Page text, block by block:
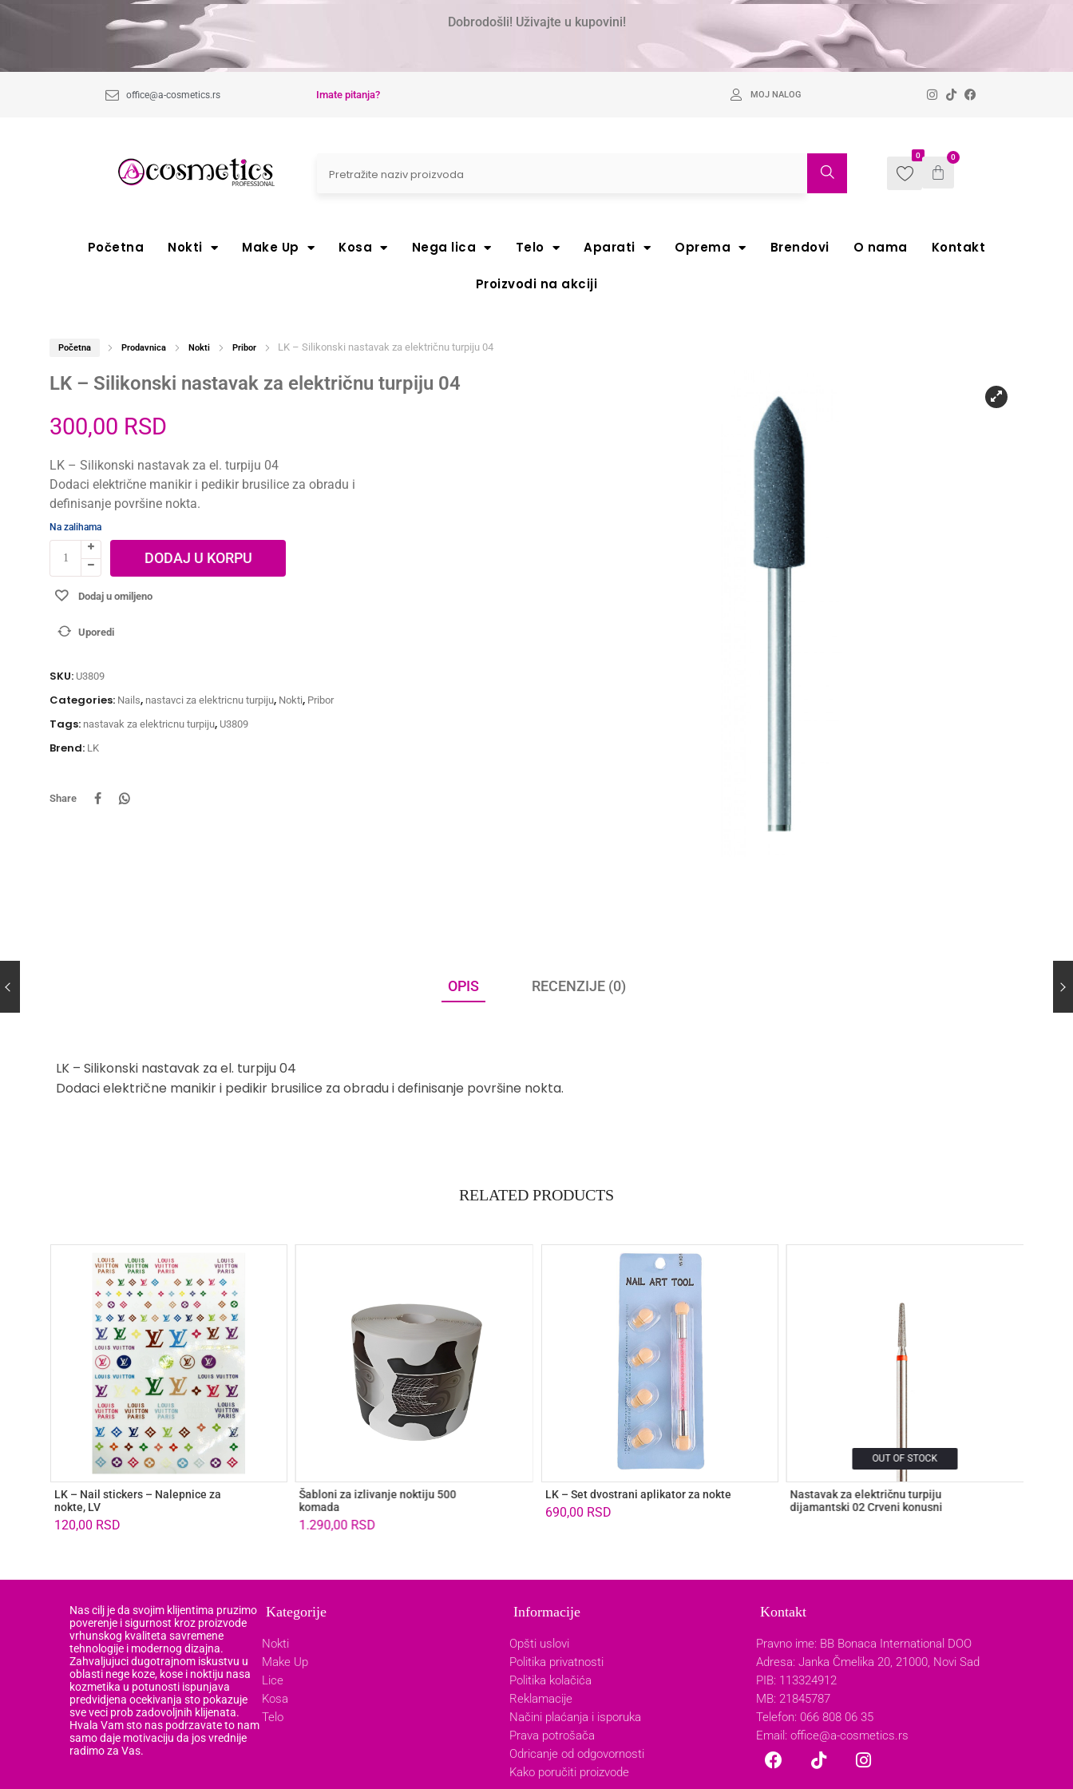
Dobrodošli! Uživajte u kupovini!
office@a-cosmetics.rs Imate pitanja? MOJ NALOG
0 0
Početna Nokti Make Up Kosa Nega lica Telo Aparati Oprema Brendovi O nama Kontakt
Proizvodi na akciji
Početna Prodavnica Nokti Pribor LK – Silikonski nastavak za električnu turpiju 04
LK – Silikonski nastavak za električnu turpiju 04
300,00 RSD
LK – Silikonski nastavak za el. turpiju 04
Dodaci električne manikir i pedikir brusilice za obradu i
definisanje površine nokta.
Na zalihama
DODAJ U KORPU
Dodaj u omiljeno
Uporedi
SKU: U3809
Categories: Nails, nastavci za elektricnu turpiju, Nokti, Pribor
Tags: nastavak za elektricnu turpiju, U3809
Brend: LK
Share
OPIS RECENZIJE (0)
LK – Silikonski nastavak za el. turpiju 04
Dodaci električne manikir i pedikir brusilice za obradu i definisanje površine nokta.
RELATED PRODUCTS
LK – Nail stickers – Nalepnice za
nokte, LV
120,00 RSD
Šabloni za izlivanje noktiju 500
komada
1.290,00 RSD
LK – Set dvostrani aplikator za nokte
690,00 RSD
OUT OF STOCK
Nastavak za električnu turpiju
dijamantski 02 Crveni konusni
Nas cilj je da svojim klijentima pruzimo
poverenje i sigurnost kroz proizvode
vrhunskog kvaliteta savremene
tehnologije i modernog dizajna.
Zahvaljujuci dugotrajnom iskustvu u
oblasti nege koze, kose i noktiju nasa
kozmetika u potunosti ispunjava
predvidjena ocekivanja sto pokazuje
sve veci prob zadovoljnih klijenata.
Hvala Vam sto nas podrzavate to nam
samo daje motivaciju da jos vrednije
radimo za Vas.
Kategorije
Nokti
Make Up
Lice
Kosa
Telo
Informacije
Opšti uslovi
Politika privatnosti
Politika kolačića
Reklamacije
Načini plaćanja i isporuka
Prava potrošača
Odricanje od odgovornosti
Kako poručiti proizvode
Kontakt
Pravno ime: BB Bonaca International DOO
Adresa: Janka Čmelika 20, 21000, Novi Sad
PIB: 113324912
MB: 21845787
Telefon: 066 808 06 35
Email:office@a-cosmetics.rs